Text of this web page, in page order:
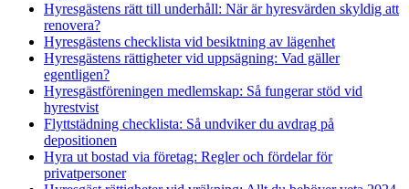
Hyresgästens rätt till underhåll: När är hyresvärden skyldig att
renovera?
Hyresgästens checklista vid besiktning av lägenhet
Hyresgästens rättigheter vid uppsägning: Vad gäller
egentligen?
Hyresgästföreningen medlemskap: Så fungerar stöd vid
hyrestvist
Flyttstädning checklista: Så undviker du avdrag på
depositionen
Hyra ut bostad via företag: Regler och fördelar för
privatpersoner